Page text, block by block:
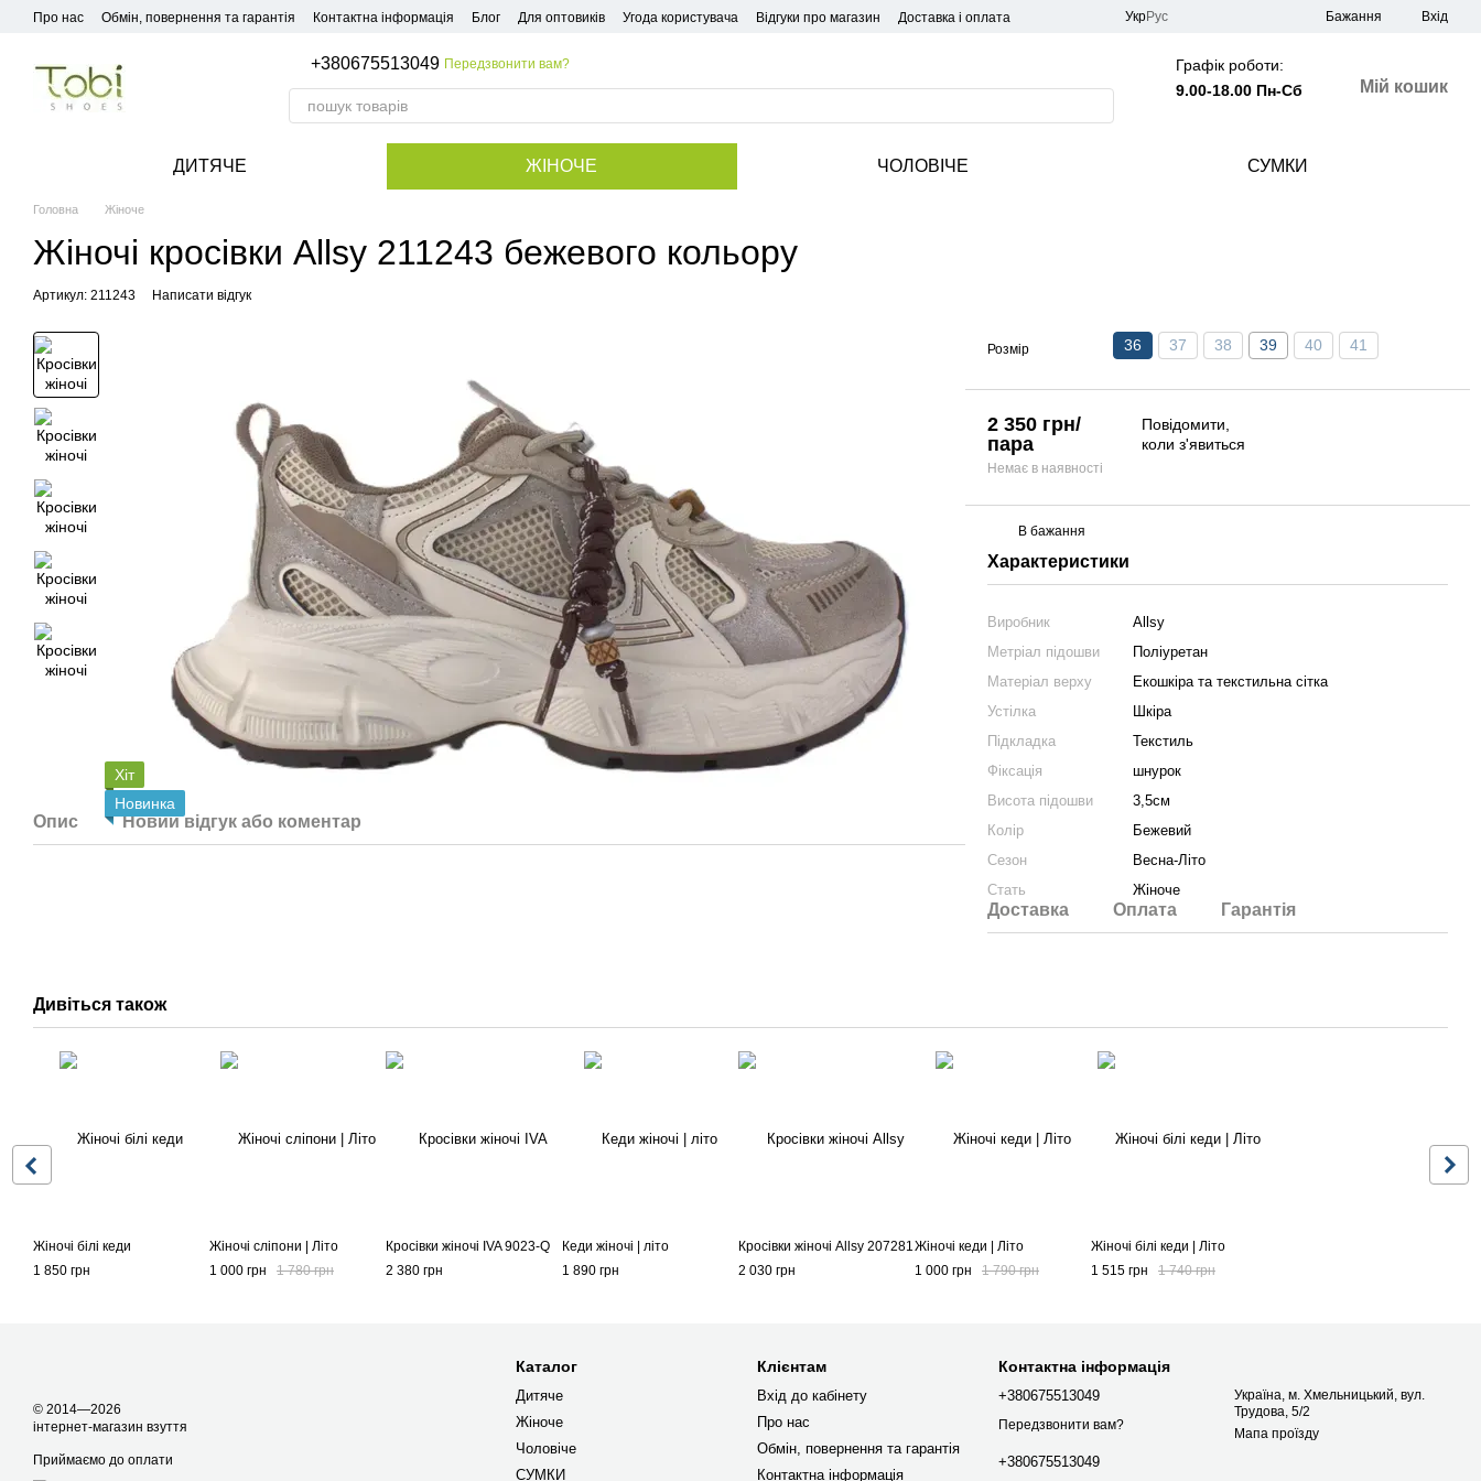
Перейти до основного контенту
Про нас Обмін, повернення та гарантія Контактна інформація Блог Для оптовиків Угода користувача Відгуки про магазин Доставка і оплата УкрРус Бажання Вхід
+380675513049 Передзвонити вам?
Графік роботи:
9.00-18.00 Пн-Сб
Мій кошик
ДИТЯЧЕ ЖІНОЧЕ ЧОЛОВІЧЕ СУМКИ
Головна Жіноче
Жіночі кросівки Allsy 211243 бежевого кольору
Артикул: 211243 Написати відгук
Хіт
Новинка
Опис Новий відгук або коментар
Розмір 36 37 38 39 40 41
2 350 грн/
пара
Немає в наявності
Повідомити,
коли з'явиться
В бажання
Характеристики
Виробник
Allsy
Метріал підошви
Поліуретан
Матеріал верху
Екошкіра та текстильна сітка
Устілка
Шкіра
Підкладка
Текстиль
Фіксація
шнурок
Висота підошви
3,5см
Колір
Бежевий
Сезон
Весна-Літо
Стать
Жіноче
Доставка Оплата Гарантія
Дивіться також
Жіночі білі кеди
1 850 грн
Жіночі сліпони | Літо
1 000 грн
1 780 грн
Кросівки жіночі IVA 9023-Q
2 380 грн
Кеди жіночі | літо
1 890 грн
Кросівки жіночі Allsy 207281
2 030 грн
Жіночі кеди | Літо
1 000 грн
1 790 грн
Жіночі білі кеди | Літо
1 515 грн
1 740 грн
© 2014—2026
інтернет-магазин взуття
Приймаємо до оплати
Каталог
Дитяче
Жіноче
Чоловіче
СУМКИ
Клієнтам
Вхід до кабінету
Про нас
Обмін, повернення та гарантія
Контактна інформація
Контактна інформація
+380675513049
Передзвонити вам?
+380675513049
Україна, м. Хмельницький, вул.
Трудова, 5/2
Мапа проїзду